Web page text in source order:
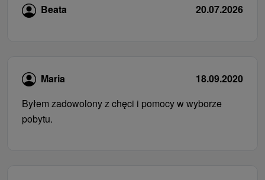
Beata 20.07.2026
Maria
18.09.2020
Byłem zadowolony z chęci i pomocy w wyborze
pobytu.